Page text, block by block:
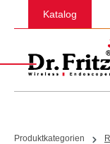
Zum Hauptinhalt
Katalog
Produktkategorien